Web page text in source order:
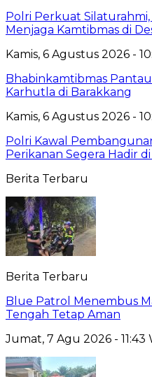
Polri Perkuat
Menjaga Kamtibmas di
Kamis, 6 Agustus 2026 -
Bhabinkamtibmas
Karhutla di Barakkang
Kamis, 6 Agustus 2026 -
Polri Kawal
Perikanan Segera Hadir
Berita Terbaru
Berita Terbaru
Blue Patrol Menembus
Tengah Tetap Aman
Jumat, 7 Agu 2026 - 11:43